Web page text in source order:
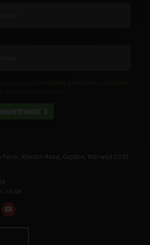
Farm, Kineton Road, Gaydon, Warwick CV35
with us on Linkedin
Subscribe to us on YouTube